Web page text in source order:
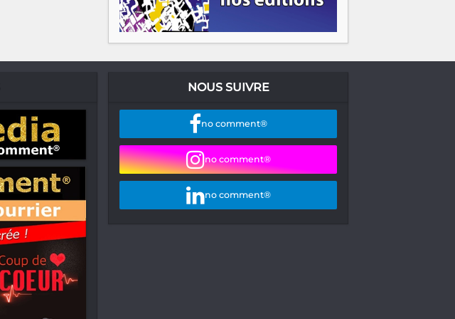
NOUS SUIVRE
no comment®
no comment®
no comment®